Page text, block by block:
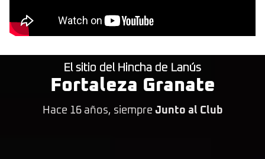
El sitio del Hincha de Lanús
Fortaleza Granate
Hace 16 años, siempre Junto al Club